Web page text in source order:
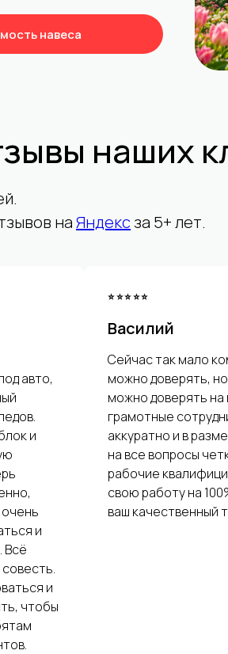
навеса
наших
наЯндексза 5+ лет.
авто,
и
и
Всё
и
чтобы
⭐⭐⭐⭐⭐
Василий
Сейчас так мало
можно доверять,
можно доверять на
грамотные
аккуратно и в
на все вопросы
рабочие
свою работу на
ваш качественный